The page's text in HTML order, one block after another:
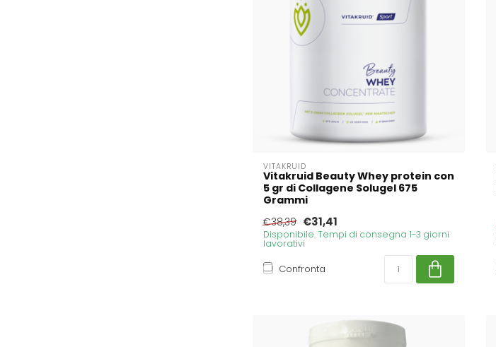
VITAKRUID
Vitakruid Beauty Whey protein con
5 gr di Collagene Solugel 675
Grammi
€38,39 €31,41
Disponibile. Tempi di consegna 1-3 giorni
lavorativi
Confronta